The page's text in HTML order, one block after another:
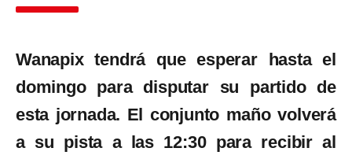
News
Wanapix tendrá que esperar hasta el
domingo para disputar su partido de
esta jornada. El conjunto maño volverá
a su pista a las 12:30 para recibir al